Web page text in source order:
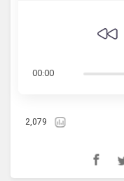
00:00
2,079